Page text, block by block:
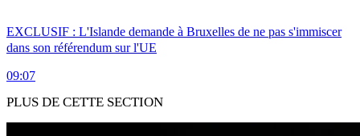
EXCLUSIF : L'Islande demande à Bruxelles de ne pas s'immiscer
dans son référendum sur l'UE
09:07
PLUS DE CETTE SECTION